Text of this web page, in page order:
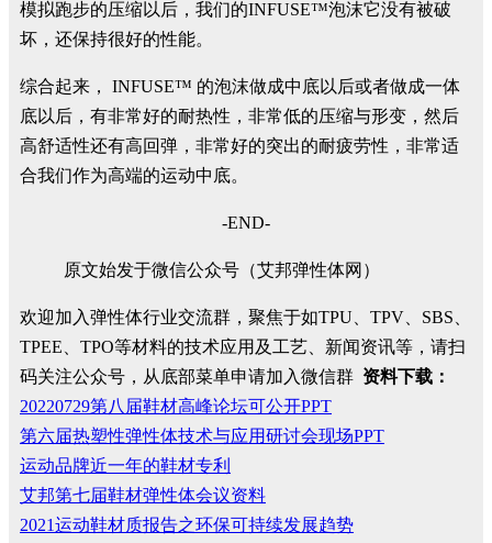
模拟跑步的压缩以后，我们的INFUSE™泡沫它没有被破
坏，还保持很好的性能。
综合起来， INFUSE™ 的泡沫做成中底以后或者做成一体
底以后，有非常好的耐热性，非常低的压缩与形变，然后
高舒适性还有高回弹，非常好的突出的耐疲劳性，非常适
合我们作为高端的运动中底。
-END-
原文始发于微信公众号（艾邦弹性体网）
欢迎加入弹性体行业交流群，聚焦于如TPU、TPV、SBS、
TPEE、TPO等材料的技术应用及工艺、新闻资讯等，请扫
码关注公众号，从底部菜单申请加入微信群 资料下载：
20220729第八届鞋材高峰论坛可公开PPT
第六届热塑性弹性体技术与应用研讨会现场PPT
运动品牌近一年的鞋材专利
艾邦第七届鞋材弹性体会议资料
2021运动鞋材质报告之环保可持续发展趋势